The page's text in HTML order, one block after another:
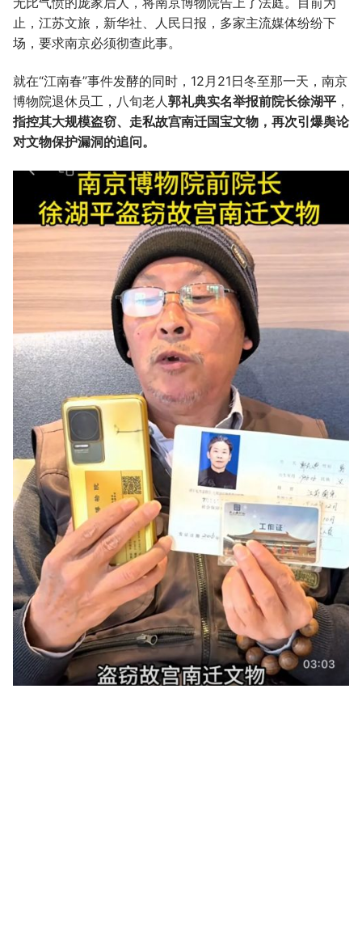
止，江苏文旅，新华社、人民日报，多家主流媒体纷纷下
场，要求南京必须彻查此事。
就在“江南春”事件发酵的同时，12月21日冬至那一天，南京
博物院退休员工，八旬老人郭礼典实名举报前院长徐湖平 ，
指控其大规模盗窃、走私故宫南迁国宝文物，再次引爆舆论
对文物保护漏洞的追问。